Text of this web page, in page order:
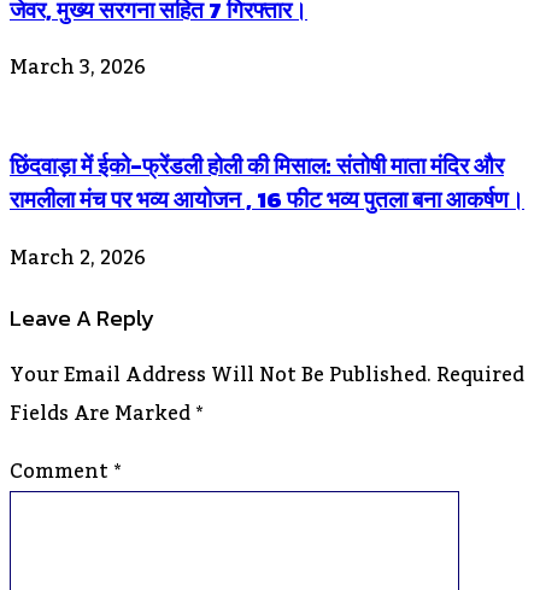
जेवर, मुख्य सरगना सहित 7 गिरफ्तार।
March 3, 2026
छिंदवाड़ा में ईको-फ्रेंडली होली की मिसाल: संतोषी माता मंदिर और
रामलीला मंच पर भव्य आयोजन , 16 फीट भव्य पुतला बना आकर्षण।
March 2, 2026
Leave A Reply
Your Email Address Will Not Be Published.Required
Fields Are Marked*
Comment*